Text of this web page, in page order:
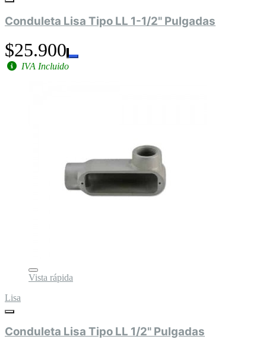
Conduleta Lisa Tipo LL 1-1/2" Pulgadas
$25.900
IVA Incluido
Vista rápida
Lisa
Conduleta Lisa Tipo LL 1/2" Pulgadas